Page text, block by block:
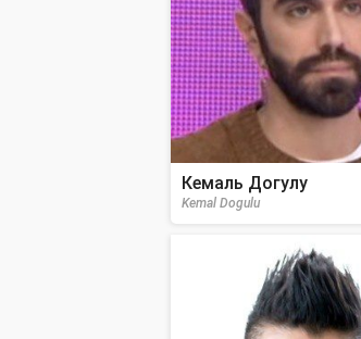
Кемаль Догулу
Kemal Dogulu